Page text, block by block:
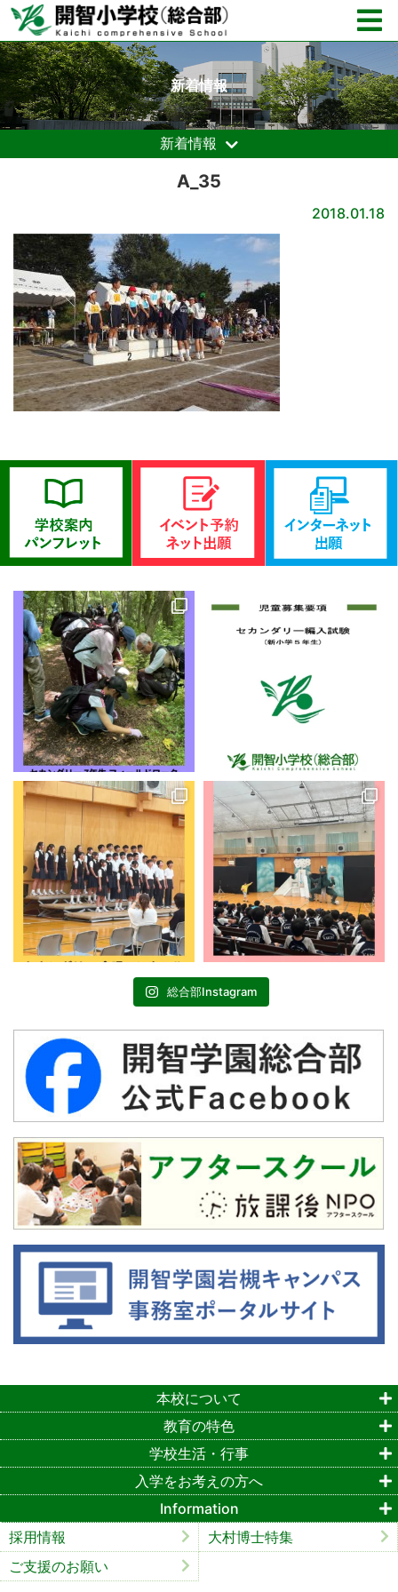
新着情報
新着情報
A_35
2018.01.18
総合部Instagram
本校について
教育の特色
学校生活・行事
入学をお考えの方へ
Information
採用情報
大村博士特集
ご支援のお願い